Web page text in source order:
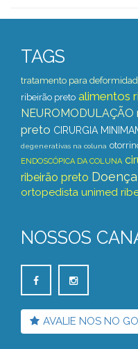
TAGS
tratamento para
ribeirão preto alimentos
NEUROMODULAÇÃO
preto CIRURGIA
degenerativas na coluna
ENDOSCÓPICA DA COLUNA
ribeirão preto
ortopedista unimed
NOSSOS
AVALIE NOS NO